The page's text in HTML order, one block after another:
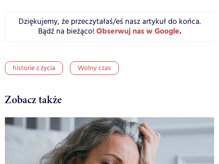
Dziękujemy, że przeczytałaś/eś nasz artykuł do końca.
Bądź na bieżąco! Obserwuj nas w Google.
historie z życia Wolny czas
Zobacz także